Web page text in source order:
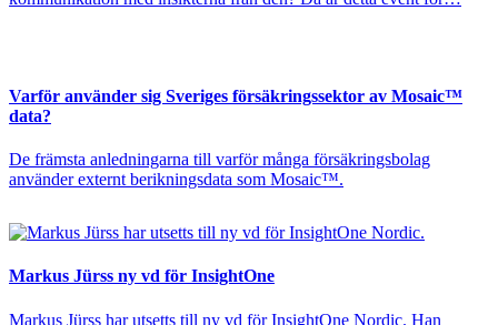
Varför använder sig Sveriges försäkringssektor av Mosaic™
data?
De främsta anledningarna till varför många försäkringsbolag
använder externt berikningsdata som Mosaic™.
Markus Jürss ny vd för InsightOne
Markus Jürss har utsetts till ny vd för InsightOne Nordic. Han